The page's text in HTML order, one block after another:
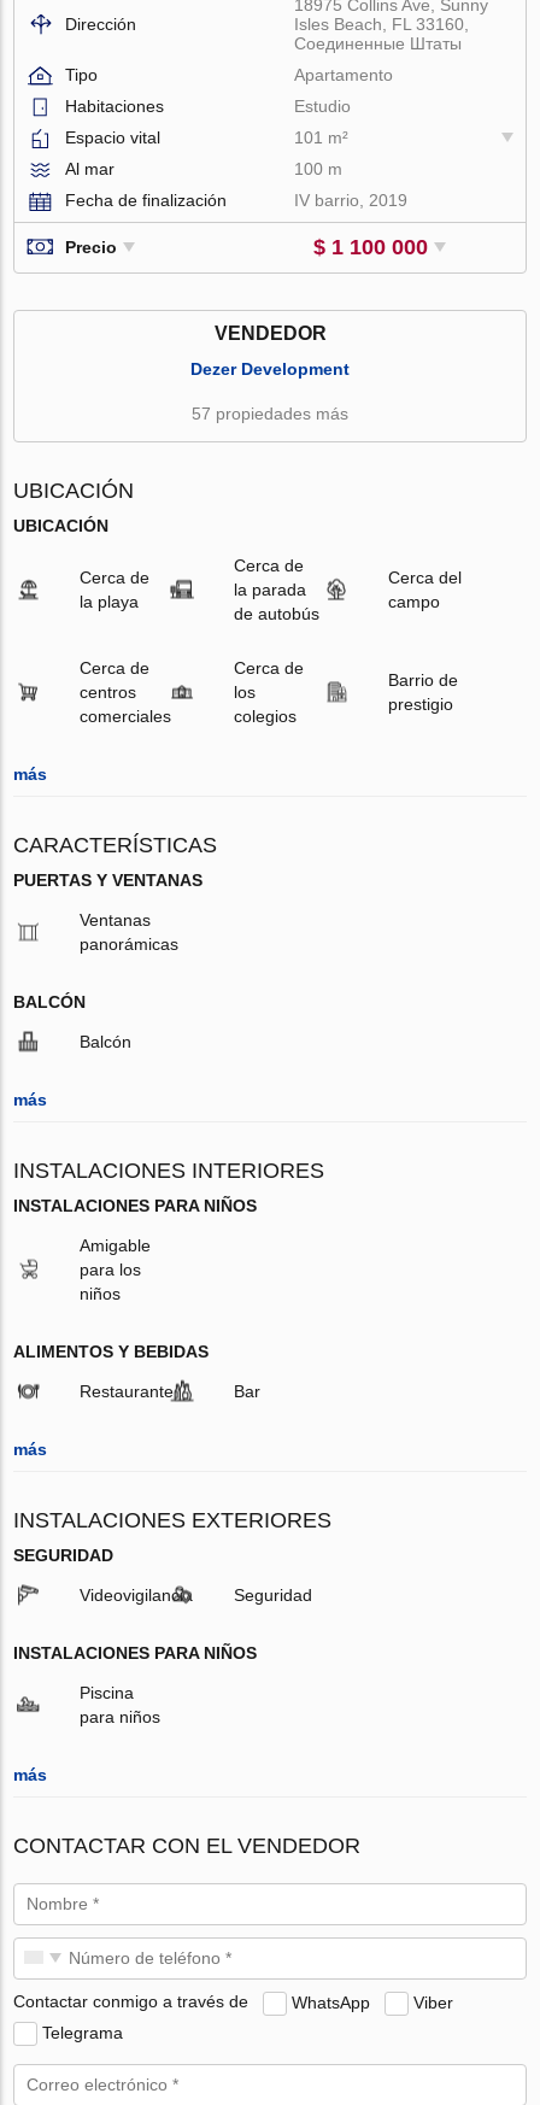
Dirección
18975 Collins Ave, Sunny
Isles Beach, FL 33160,
Соединенные Штаты
Tipo
Apartamento
Habitaciones
Estudio
Espacio vital
101 m²
Al mar
100 m
Fecha de finalización
IV barrio, 2019
Precio $ 1 100 000
VENDEDOR
Dezer Development
57 propiedades más
UBICACIÓN
UBICACIÓN
Cerca de
la playa
Cerca de
la parada
de autobús
Cerca del
campo
Cerca de
centros
comerciales
Cerca de
los
colegios
Barrio de
prestigio
más
CARACTERÍSTICAS
PUERTAS Y VENTANAS
Ventanas
panorámicas
BALCÓN
Balcón
más
INSTALACIONES INTERIORES
INSTALACIONES PARA NIÑOS
Amigable
para los
niños
ALIMENTOS Y BEBIDAS
Restaurante Bar
más
INSTALACIONES EXTERIORES
SEGURIDAD
Videovigilancia Seguridad
INSTALACIONES PARA NIÑOS
Piscina
para niños
más
CONTACTAR CON EL VENDEDOR
Contactar conmigo a través de WhatsApp
Viber
Telegrama